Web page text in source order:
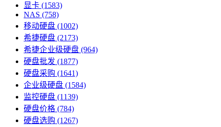
显卡 (1583)
NAS (758)
移动硬盘 (1002)
希捷硬盘 (2173)
希捷企业级硬盘 (964)
硬盘批发 (1877)
硬盘采购 (1641)
企业级硬盘 (1584)
监控硬盘 (1139)
硬盘价格 (784)
硬盘选购 (1267)